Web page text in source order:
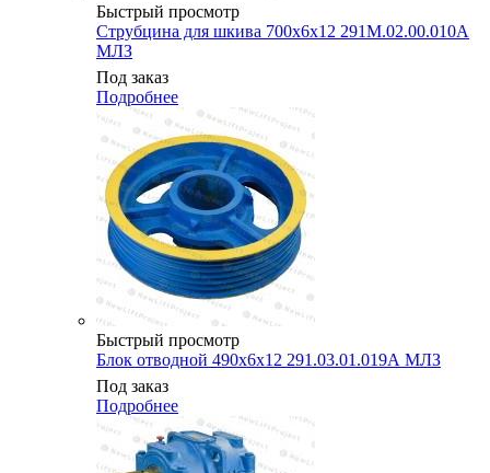
Быстрый просмотр
Струбцина для шкива 700х6х12 291М.02.00.010А
МЛЗ
Под заказ
Подробнее
Быстрый просмотр
Блок отводной 490х6х12 291.03.01.019А МЛЗ
Под заказ
Подробнее